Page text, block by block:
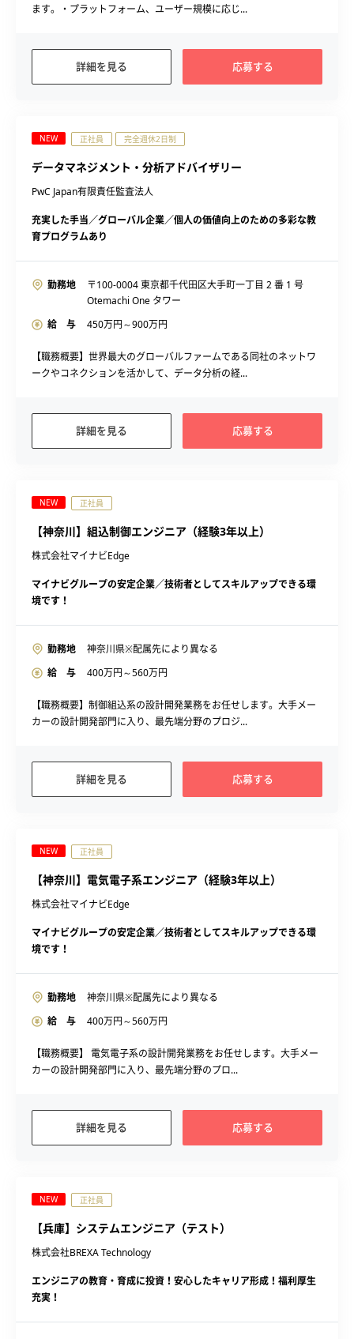
ます。・プラットフォーム、ユーザー規模に応じ...
詳細を見る 応募する
NEW 正社員 完全週休2日制
データマネジメント・分析アドバイザリー
PwC Japan有限責任監査法人
充実した手当／グローバル企業／個人の価値向上のための多彩な教
育プログラムあり
勤務地
〒100-0004 東京都千代田区大手町一丁目 2 番 1 号
Otemachi One タワー
給 与
450万円～900万円
【職務概要】世界最大のグローバルファームである同社のネットワ
ークやコネクションを活かして、データ分析の経...
詳細を見る 応募する
NEW 正社員
【神奈川】組込制御エンジニア（経験3年以上）
株式会社マイナビEdge
マイナビグループの安定企業／技術者としてスキルアップできる環
境です！
勤務地
神奈川県※配属先により異なる
給 与
400万円～560万円
【職務概要】制御組込系の設計開発業務をお任せします。大手メー
カーの設計開発部門に入り、最先端分野のプロジ...
詳細を見る 応募する
NEW 正社員
【神奈川】電気電子系エンジニア（経験3年以上）
株式会社マイナビEdge
マイナビグループの安定企業／技術者としてスキルアップできる環
境です！
勤務地
神奈川県※配属先により異なる
給 与
400万円～560万円
【職務概要】 電気電子系の設計開発業務をお任せします。大手メー
カーの設計開発部門に入り、最先端分野のプロ...
詳細を見る 応募する
NEW 正社員
【兵庫】システムエンジニア（テスト）
株式会社BREXA Technology
エンジニアの教育・育成に投資！安心したキャリア形成！福利厚生
充実！